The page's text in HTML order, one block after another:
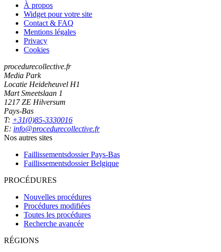
À propos
Widget pour votre site
Contact & FAQ
Mentions légales
Privacy
Cookies
procedurecollective.fr
Media Park
Locatie Heideheuvel H1
Mart Smeetslaan 1
1217 ZE Hilversum
Pays-Bas
T: +31(0)85-3330016
E: info@procedurecollective.fr
Nos autres sites
Faillissementsdossier Pays-Bas
Faillissementsdossier Belgique
PROCÉDURES
Nouvelles procédures
Procédures modifiées
Toutes les procédures
Recherche avancée
RÉGIONS